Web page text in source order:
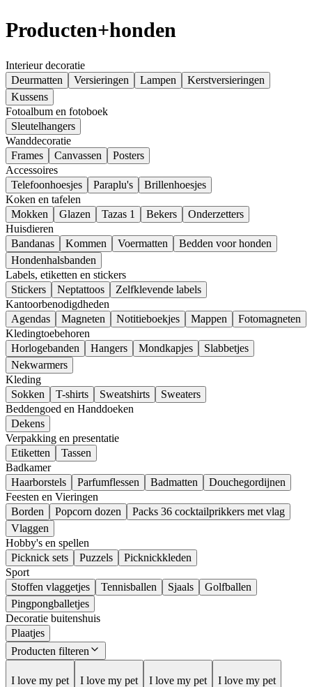
Producten+honden
Interieur decoratie
Deurmatten
Versieringen Lampen
Kerstversieringen
Kussens
Fotoalbum en fotoboek
Sleutelhangers
Wanddecoratie
Frames
Canvassen
Posters
Accessoires
Telefoonhoesjes
Paraplu's
Brillenhoesjes
Koken en tafelen
Mokken
Glazen Tazas 1 Bekers
Onderzetters
Huisdieren
Bandanas
Kommen Voermatten
Bedden voor honden
Hondenhalsbanden
Labels, etiketten en stickers
Stickers
Neptattoos
Zelfklevende labels
Kantoorbenodigdheden
Agendas
Magneten Notitieboekjes Mappen
Fotomagneten
Kledingtoebehoren
Horlogebanden
Hangers Mondkapjes
Slabbetjes
Nekwarmers
Kleding
Sokken
T-shirts Sweatshirts
Sweaters
Beddengoed en Handdoeken
Dekens
Verpakking en presentatie
Etiketten
Tassen
Badkamer
Haarborstels
Parfumflessen Badmatten
Douchegordijnen
Feesten en Vieringen
Borden
Popcorn dozen
Packs 36 cocktailprikkers met vlag
Vlaggen
Hobby's en spellen
Picknick sets
Puzzels
Picknickkleden
Sport
Stoffen vlaggetjes
Tennisballen Sjaals
Golfballen
Pingpongballetjes
Decoratie buitenshuis
Plaatjes
Producten filteren
I love my pet I love my pet I love my pet I love my pet